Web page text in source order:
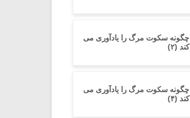
چگونه سکوت مرگ را یادآوری می
کند (۲)
چگونه سکوت مرگ را یادآوری می
کند (۴)